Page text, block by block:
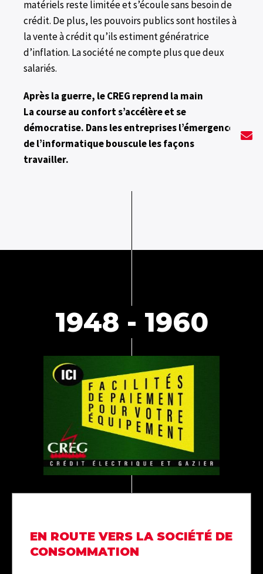
matériels reste limitée et s’écoule sans besoin de
crédit. De plus, les pouvoirs publics sont hostiles à
la vente à crédit qu’ils estiment génératrice
d’inflation. La société ne compte plus que deux
salariés.
Après la guerre, le CREG reprend la main
La course au confort s’accélère et se
démocratise. Dans les entreprises l’émergence
de l’informatique bouscule les façons
travailler.
1948 - 1960
EN ROUTE VERS LA SOCIÉTÉ DE
CONSOMMATION